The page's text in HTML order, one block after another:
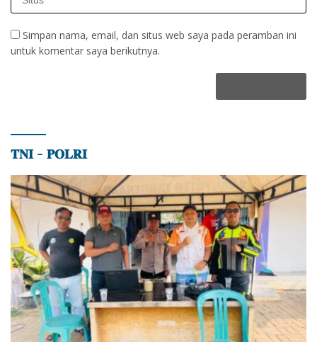
Simpan nama, email, dan situs web saya pada peramban ini
untuk komentar saya berikutnya.
𝐓𝐍𝐈 – 𝐏𝐎𝐋𝐑𝐈